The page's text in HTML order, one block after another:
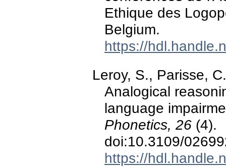
Ethique des
Belgium.
https://
Leroy, S., Parisse,
Analogical
language
Phonetics, 26 (4).
doi:10.3109/
https://